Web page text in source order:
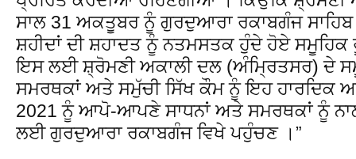
ਸਾਲ 31 ਅਕਤੂਬਰ ਨੂੰ ਗੁਰਦੁਆਰਾ ਰਕਾਬਗੰਜ ਸਾਹਿਬ
ਸ਼ਹੀਦਾਂ ਦੀ ਸ਼ਹਾਦਤ ਨੂੰ ਨਤਮਸਤਕ ਹੁੰਦੇ ਹੋਏ
ਇਸ ਲਈ ਸ਼੍ਰੋਮਣੀ ਅਕਾਲੀ ਦਲ (ਅੰਮ੍ਰਿਤਸਰ) ਦੇ
ਸਮਰਥਕਾਂ ਅਤੇ ਸਮੁੱਚੀ ਸਿੱਖ ਕੌਮ ਨੂੰ ਇਹ ਹਾਰਦਿਕ
2021 ਨੂੰ ਆਪੋ-ਆਪਣੇ ਸਾਧਨਾਂ ਅਤੇ ਸਮਰਥਕਾਂ ਨੂੰ
ਲਈ ਗੁਰਦੁਆਰਾ ਰਕਾਬਗੰਜ ਵਿਖੇ ਪਹੁੰਚਣ ।”